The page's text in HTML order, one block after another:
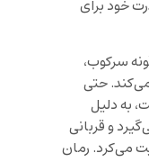
خود برای
سرکوب،
می‌کند. حتی
به دلیل
و قربانی
می‌کرد. رمان